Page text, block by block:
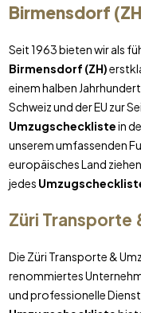
Birmensdorf
Seit 1963 bieten wir als
Birmensdorf (ZH)
einem halben
Schweiz und der EU zur
Umzugschecklistein
unserem umfassenden
europäisches Land
jedes
Züri Transporte
Die Züri Transporte &
renommiertes
und professionelle